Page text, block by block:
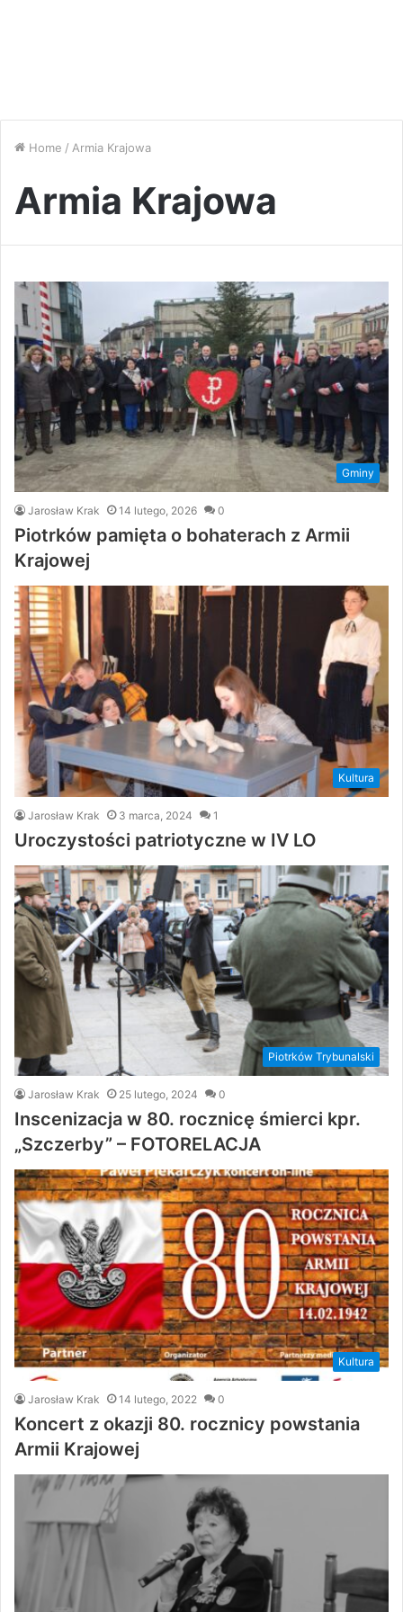
Home / Armia Krajowa
Armia Krajowa
Gminy
Jarosław Krak 14 lutego, 2026 0
Piotrków pamięta o bohaterach z Armii
Krajowej
Kultura
Jarosław Krak 3 marca, 2024 1
Uroczystości patriotyczne w IV LO
Piotrków Trybunalski
Jarosław Krak 25 lutego, 2024 0
Inscenizacja w 80. rocznicę śmierci kpr.
„Szczerby” – FOTORELACJA
Kultura
Jarosław Krak 14 lutego, 2022 0
Koncert z okazji 80. rocznicy powstania
Armii Krajowej